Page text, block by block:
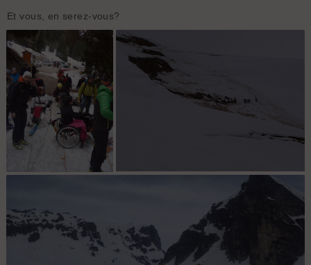
Et vous, en serez-vous?
Stéphanie et Nat
Attelage Stéphanie : un bien bel exemple
d'itinéraire aérien